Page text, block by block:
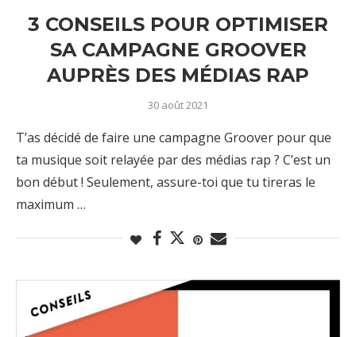
3 CONSEILS POUR OPTIMISER
SA CAMPAGNE GROOVER
AUPRÈS DES MÉDIAS RAP
30 août 2021
T’as décidé de faire une campagne Groover pour que
ta musique soit relayée par des médias rap ? C’est un
bon début ! Seulement, assure-toi que tu tireras le
maximum …